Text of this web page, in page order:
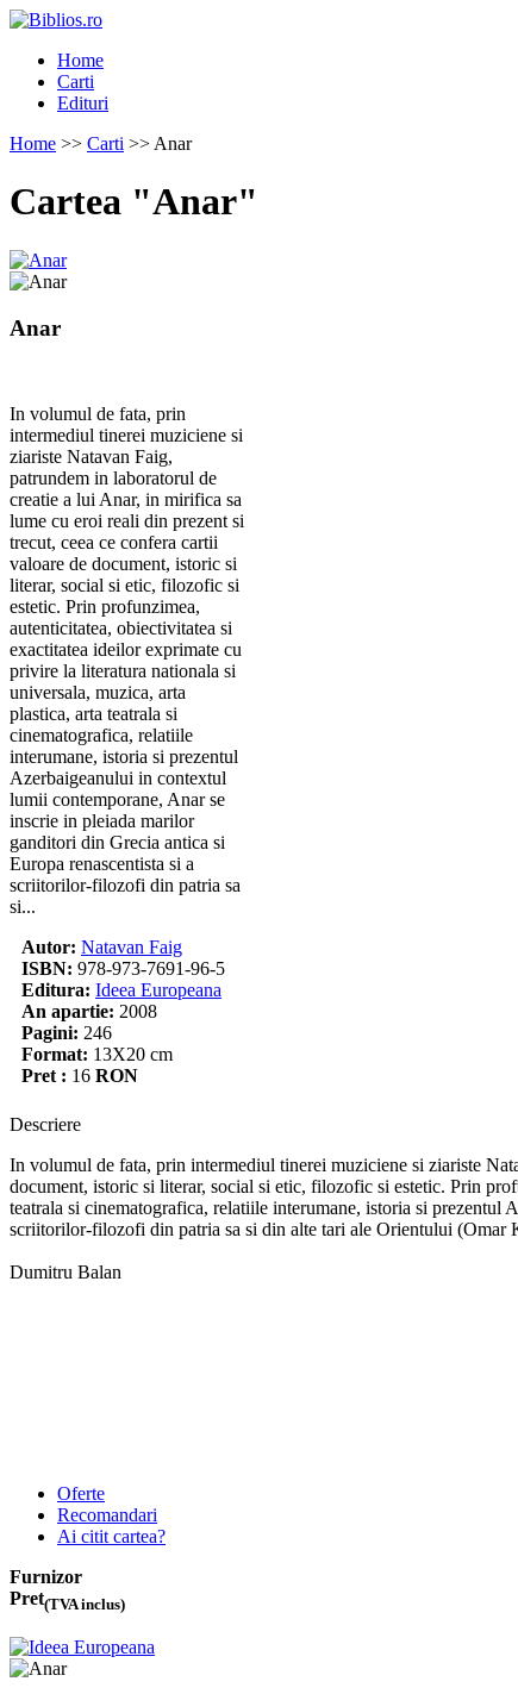
Home
Carti
Edituri
Home >> Carti >> Anar
Cartea "Anar"
Anar
In volumul de fata, prin
intermediul tinerei muziciene si
ziariste Natavan Faig,
patrundem in laboratorul de
creatie a lui Anar, in mirifica sa
lume cu eroi reali din prezent si
trecut, ceea ce confera cartii
valoare de document, istoric si
literar, social si etic, filozofic si
estetic. Prin profunzimea,
autenticitatea, obiectivitatea si
exactitatea ideilor exprimate cu
privire la literatura nationala si
universala, muzica, arta
plastica, arta teatrala si
cinematografica, relatiile
interumane, istoria si prezentul
Azerbaigeanului in contextul
lumii contemporane, Anar se
inscrie in pleiada marilor
ganditori din Grecia antica si
Europa renascentista si a
scriitorilor-filozofi din patria sa
si...
Autor: Natavan Faig
ISBN: 978-973-7691-96-5
Editura: Ideea Europeana
An apartie: 2008
Pagini: 246
Format: 13X20 cm
Pret : 16 RON
Descriere
In volumul de fata, prin intermediul tinerei muziciene si ziariste
document, istoric si literar, social si etic, filozofic si estetic. Prin
teatrala si cinematografica, relatiile interumane, istoria si
scriitorilor-filozofi din patria sa si din alte tari ale Orientului
Dumitru Balan
Oferte
Recomandari
Ai citit cartea?
Furnizor
Pret(TVA inclus)